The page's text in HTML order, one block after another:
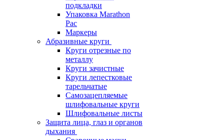
подкладки
Упаковка Marathon
Pac
Маркеры
Абразивные круги
Круги отрезные по
металлу
Круги зачистные
Круги лепестковые
тарельчатые
Самозацепляемые
шлифовальные круги
Шлифовальные листы
Защита лица, глаз и органов
дыхания